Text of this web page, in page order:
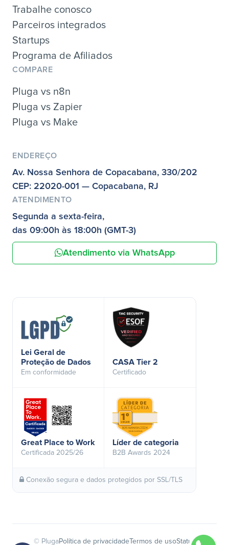
Trabalhe conosco
Parceiros integrados
Startups
Programa de Afiliados
COMPARE
Pluga vs n8n
Pluga vs Zapier
Pluga vs Make
ENDEREÇO
Av. Nossa Senhora de Copacabana, 330/202
CEP: 22020-001 — Copacabana, RJ
ATENDIMENTO
Segunda a sexta-feira,
das 09:00h às 18:00h (GMT-3)
Atendimento via WhatsApp
Lei Geral de
Proteção de Dados
Em conformidade
CASA Tier 2
Certificado
Great Place to Work
Certificada 2025/26
Líder de categoria
B2B Awards 2024
Conexão segura e dados protegidos por SSL/TLS
© PlugaPolítica de privacidadeTermos de usoStatus